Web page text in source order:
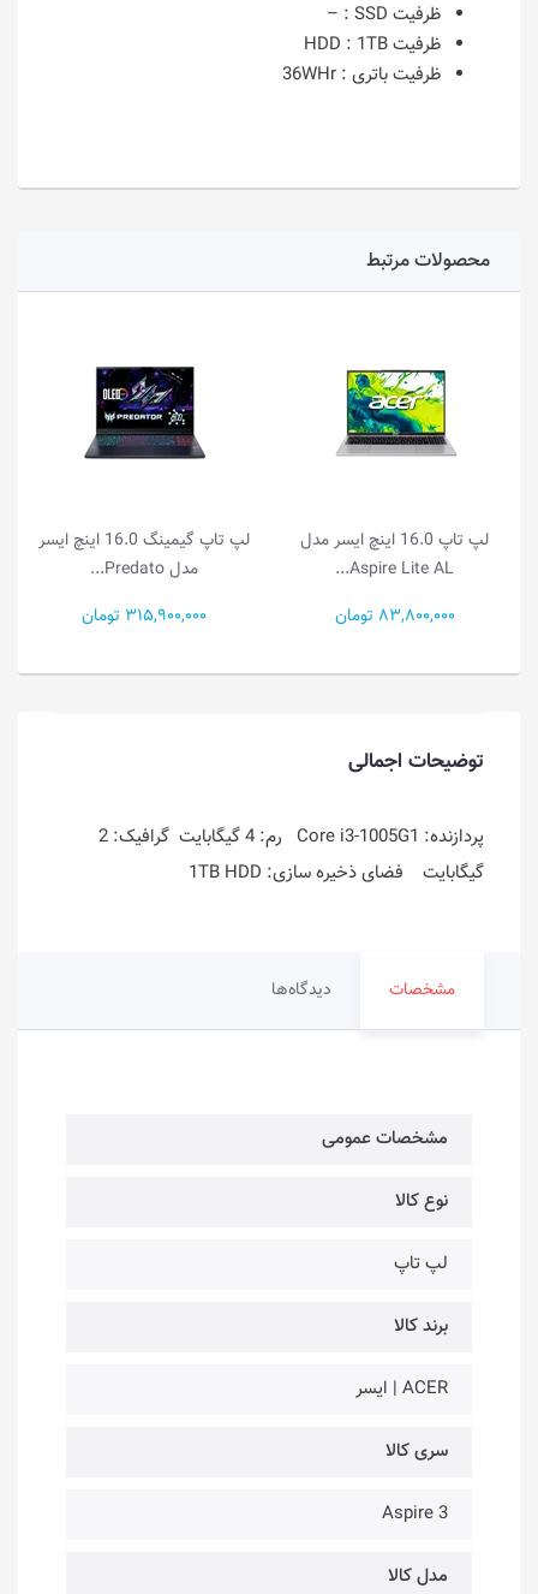
ظرفیت SSD :
–
ظرفیت HDD :1TB
ظرفیت باتری : 36WHr
محصولات مرتبط
لپ تاپ 16.0 اینچ ایسر مدل
Aspire Lite AL...
83,800,000 تومان
لپ تاپ گیمینگ 16.0 اینچ ایسر
مدل Predato...
315,900,000 تومان
توضیحات اجمالی
پردازنده: Core i3-1005G1 رم: 4 گیگابایت گرافیک: 2
گیگابایت فضای ذخیره سازی: 1TB HDD
مشخصات دیدگاه‌ها
مشخصات عمومی
نوع کالا
لپ تاپ
برند کالا
ACER | ایسر
سری کالا
Aspire 3
مدل کالا